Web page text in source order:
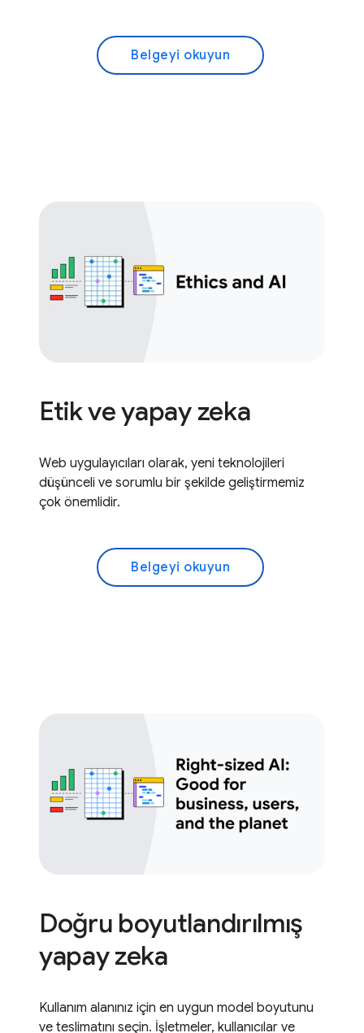
Belgeyi okuyun
Etik ve yapay zeka
Web uygulayıcıları olarak, yeni teknolojileri
düşünceli ve sorumlu bir şekilde geliştirmemiz
çok önemlidir.
Belgeyi okuyun
Doğru boyutlandırılmış
yapay zeka
Kullanım alanınız için en uygun model boyutunu
ve teslimatını seçin. İşletmeler, kullanıcılar ve